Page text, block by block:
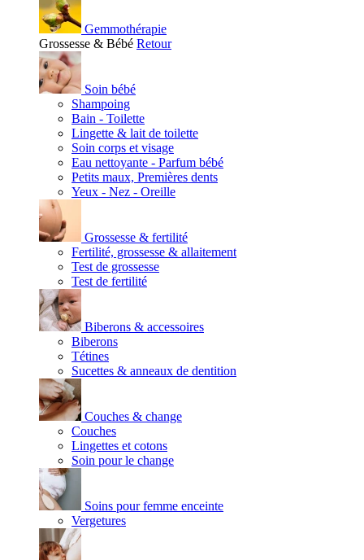
Gemmothérapie
Grossesse & Bébé Retour
Soin bébé
Shampoing
Bain - Toilette
Lingette & lait de toilette
Soin corps et visage
Eau nettoyante - Parfum bébé
Petits maux, Premières dents
Yeux - Nez - Oreille
Grossesse & fertilité
Fertilité, grossesse & allaitement
Test de grossesse
Test de fertilité
Biberons & accessoires
Biberons
Tétines
Sucettes & anneaux de dentition
Couches & change
Couches
Lingettes et cotons
Soin pour le change
Soins pour femme enceinte
Vergetures